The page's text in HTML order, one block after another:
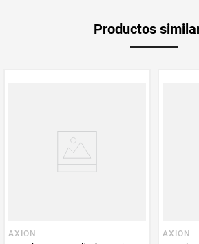
Productos
AXION AXION